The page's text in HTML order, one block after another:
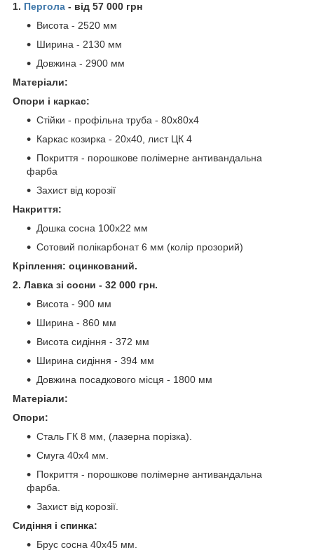
1. Пергола - від 57 000 грн
Висота - 2520 мм
Ширина - 2130 мм
Довжина - 2900 мм
Матеріали:
Опори і каркас:
Стійки - профільна труба - 80х80х4
Каркас козирка - 20х40, лист ЦК 4
Покриття - порошкове полімерне антивандальна
фарба
Захист від корозії
Накриття:
Дошка сосна 100х22 мм
Сотовий полікарбонат 6 мм (колір прозорий)
Кріплення: оцинкований.
2. Лавка зі сосни - 32 000 грн.
Висота - 900 мм
Ширина - 860 мм
Висота сидіння - 372 мм
Ширина сидіння - 394 мм
Довжина посадкового місця - 1800 мм
Матеріали:
Опори:
Сталь ГК 8 мм, (лазерна порізка).
Смуга 40х4 мм.
Покриття - порошкове полімерне антивандальна
фарба.
Захист від корозії.
Сидіння і спинка:
Брус сосна 40х45 мм.